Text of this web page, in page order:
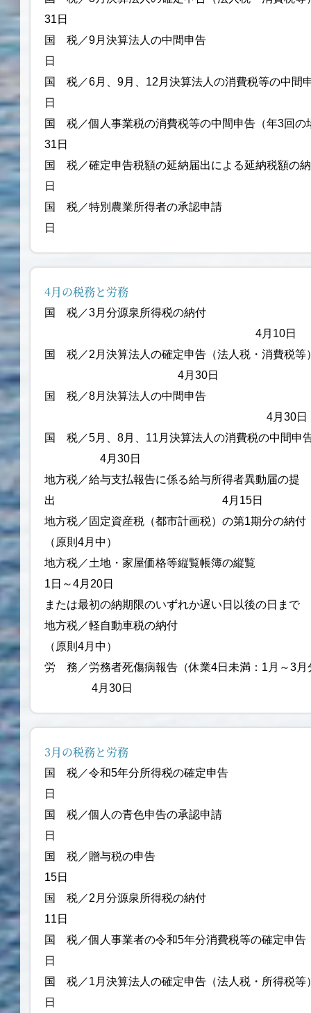
31日
国 税／9月決算法人の
日
国 税／6月、9月、12月決算法人の消費税等の中
日
国 税／個人事業税の消費税等の中間申
31日
国 税／確定申告税額の延納届出による
日
国 税／特別農業所得者の
日
4月の税務と労務
国 税／3月分源泉所得税の納付
4月10日
国 税／2月決算法人の確定申告（法人税・消費
4月30日
国 税／8月決算法人の中間申告
4月30日
国 税／5月、8月、11月決算法人の消費税の中間
4月30日
地方税／給与支払報告に係る給与所得者異動届の提
出 4月15日
地方税／固定資産税（都市計画税）の第1期分の
（原則4月中）
地方税／土地・家屋価格等縦
1日～4月20日
または最初の納期限のいずれか遅い日以後の日まで
地方税／軽自動車税の納付 市町
（原則4月中）
労 務／労務者死傷病報告（休業4日未
4月30日
3月の税務と労務
国 税／令和5年分所得税の確定申
日
国 税／個人の青色申告の
日
国 税／贈与税の申告
15日
国 税／2月分源泉所得
11日
国 税／個人事業者の令和5年分消費
日
国 税／1月決算法人の確定申告（法
日